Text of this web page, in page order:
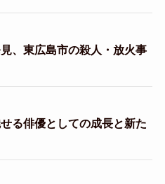
、東広島市の殺人・放火事
る俳優としての成長と新た